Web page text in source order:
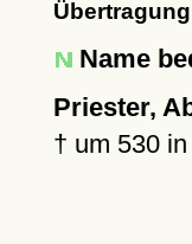
Name
Priester,
† um 530in